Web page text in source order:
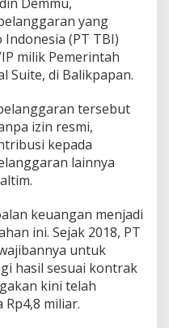
yang
(PT TBI)
milik Pemerintah
Suite, di Balikpapan.
tersebut
izin resmi,
kepada
lainnya
keuangan menjadi
ini. Sejak 2018, PT
untuk
hasil sesuai kontrak
kini telah
miliar.